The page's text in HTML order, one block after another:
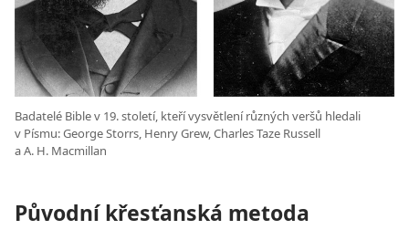
Badatelé Bible v 19. století, kteří vysvětlení různých veršů hledali
v Písmu: George Storrs, Henry Grew, Charles Taze Russell
a A. H. Macmillan
Původní křesťanská metoda